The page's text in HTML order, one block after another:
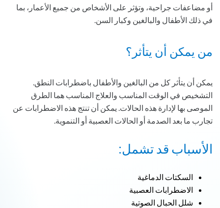
أو مضاعفات جراحية، وتؤثر على الأشخاص من جميع الأعمار، بما
في ذلك الأطفال والبالغين وكبار السن.
من يمكن أن يتأثر؟
يمكن أن يتأثر كل من البالغين والأطفال باضطرابات النطق.
التشخيص في الوقت المناسب والعلاج المناسب هما الطرق
الموصى بها لإدارة هذه الحالات. يمكن أن تنتج هذه الاضطرابات عن
تجارب ما بعد الصدمة أو الحالات العصبية أو التنموية.
الأسباب قد تشمل:
السكتات الدماغية
الاضطرابات العصبية
شلل الحبال الصوتية